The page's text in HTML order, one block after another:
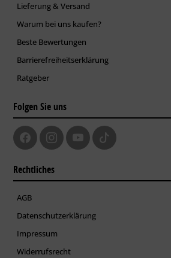
Lieferung & Versand
Warum bei uns kaufen?
Beste Bewertungen
Barrierefreiheitserklärung
Ratgeber
Folgen Sie uns
Rechtliches
AGB
Datenschutzerklärung
Impressum
Widerrufsrecht